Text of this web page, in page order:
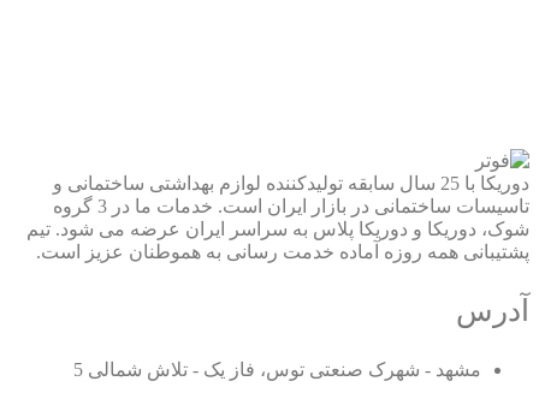
دوریکا با 25 سال سابقه تولیدکننده لوازم بهداشتی ساختمانی و
تاسیسات ساختمانی در بازار ایران است. خدمات ما در 3 گروه
شوک، دوریکا و دوریکا پلاس به سراسر ایران عرضه می شود. تیم
پشتیبانی همه روزه آماده خدمت رسانی به هموطنان عزیز است.
آدرس
مشهد - شهرک صنعتی توس، فاز یک - تلاش شمالی 5